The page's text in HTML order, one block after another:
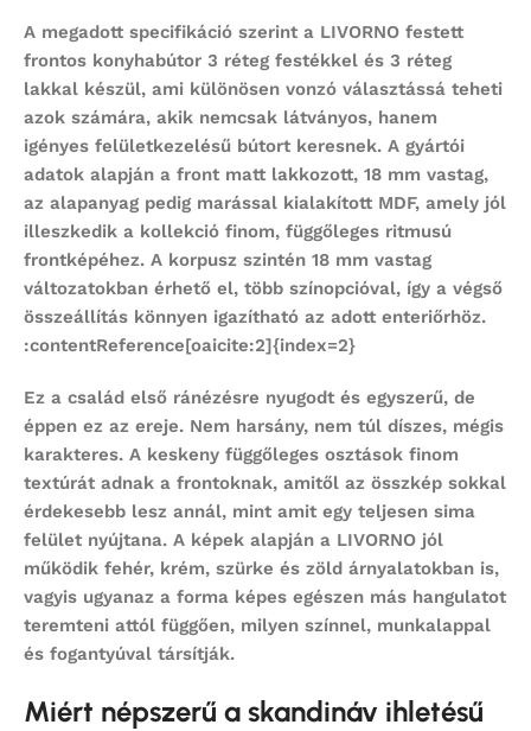
A megadott specifikáció szerint a LIVORNO festett
frontos konyhabútor 3 réteg festékkel és 3 réteg
lakkal készül, ami különösen vonzó választássá teheti
azok számára, akik nemcsak látványos, hanem
igényes felületkezelésű bútort keresnek. A gyártói
adatok alapján a front matt lakkozott, 18 mm vastag,
az alapanyag pedig marással kialakított MDF, amely jól
illeszkedik a kollekció finom, függőleges ritmusú
frontképéhez. A korpusz szintén 18 mm vastag
változatokban érhető el, több színopcióval, így a végső
összeállítás könnyen igazítható az adott enteriőrhöz.
:contentReference[oaicite:2]{index=2}
Ez a család első ránézésre nyugodt és egyszerű, de
éppen ez az ereje. Nem harsány, nem túl díszes, mégis
karakteres. A keskeny függőleges osztások finom
textúrát adnak a frontoknak, amitől az összkép sokkal
érdekesebb lesz annál, mint amit egy teljesen sima
felület nyújtana. A képek alapján a LIVORNO jól
működik fehér, krém, szürke és zöld árnyalatokban is,
vagyis ugyanaz a forma képes egészen más hangulatot
teremteni attól függően, milyen színnel, munkalappal
és fogantyúval társítják.
Miért népszerű a skandináv ihletésű